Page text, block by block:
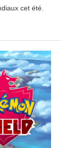
cet été.